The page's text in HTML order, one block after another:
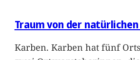
Traum von der
Karben. Karben hat fünf